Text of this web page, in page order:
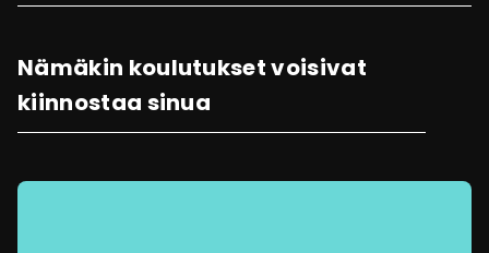
Nämäkin koulutukset voisivat
kiinnostaa sinua